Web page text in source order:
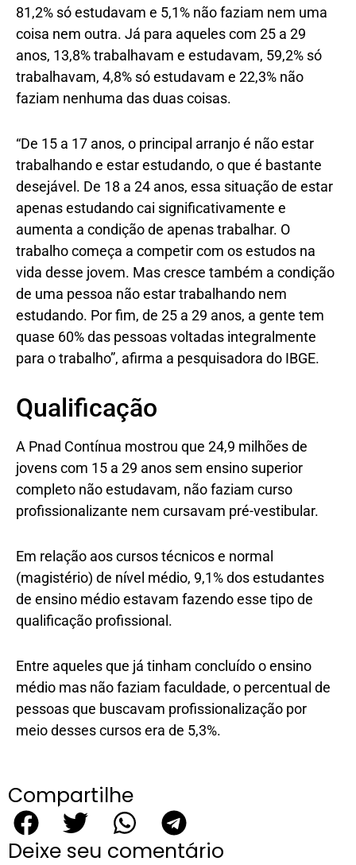
81,2% só estudavam e 5,1% não faziam nem uma
coisa nem outra. Já para aqueles com 25 a 29
anos, 13,8% trabalhavam e estudavam, 59,2% só
trabalhavam, 4,8% só estudavam e 22,3% não
faziam nenhuma das duas coisas.
“De 15 a 17 anos, o principal arranjo é não estar
trabalhando e estar estudando, o que é bastante
desejável. De 18 a 24 anos, essa situação de estar
apenas estudando cai significativamente e
aumenta a condição de apenas trabalhar. O
trabalho começa a competir com os estudos na
vida desse jovem. Mas cresce também a condição
de uma pessoa não estar trabalhando nem
estudando. Por fim, de 25 a 29 anos, a gente tem
quase 60% das pessoas voltadas integralmente
para o trabalho”, afirma a pesquisadora do IBGE.
Qualificação
A Pnad Contínua mostrou que 24,9 milhões de
jovens com 15 a 29 anos sem ensino superior
completo não estudavam, não faziam curso
profissionalizante nem cursavam pré-vestibular.
Em relação aos cursos técnicos e normal
(magistério) de nível médio, 9,1% dos estudantes
de ensino médio estavam fazendo esse tipo de
qualificação profissional.
Entre aqueles que já tinham concluído o ensino
médio mas não faziam faculdade, o percentual de
pessoas que buscavam profissionalização por
meio desses cursos era de 5,3%.
Compartilhe
Deixe seu comentário